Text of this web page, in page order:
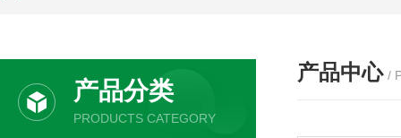
产品分类
PRODUCTS CATEGORY
产品中心 /